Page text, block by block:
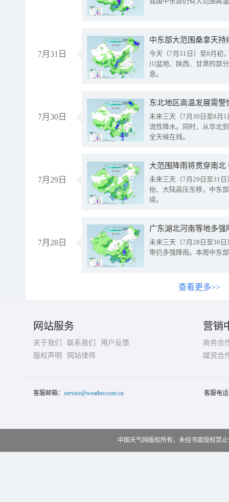
7月31日
中东部大范围桑拿天
今天（7月31日）至8月初
川盆地、陕西、甘肃的部
息。
7月30日
东北地区高温发展需
未来三天（7月30日至8月
流性降水。同时，从华北
全天候在线。
7月29日
大范围降雨将贯穿南
未来三天（7月29日至31
抬、大陆高压东移，中东
续。
7月28日
广东湖北河南等地多
未来三天（7月28日至30
带仍多强降雨。本周中东
查看更多>>
网站服务
关于我们 联系我们
用户反馈
版权声明
网站律师
营销
商务合
媒资合
客服邮箱： service@weather.com.cn 客服电
中国天气网版权所有，未经书面授权